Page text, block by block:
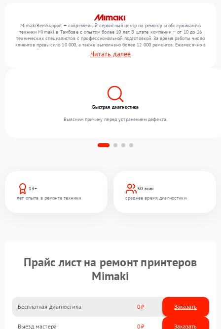
MimakiRemSupport — современный сервисный центр по ремонту и обслуживанию
техники Mimaki в Тамбове с опытом более 10 лет. В штате компании — от 10 до 16
технических специалистов с профессиональной подготовкой. За время работы число
клиентов превысило 10 000, а также выполнено более 12 000 ремонтов. Ежемесячно в
сервисный центр поступает более 300 обращений, включая , , . Мы устраняем поломки
любой сложности и обеспечиваем надежный результат благодаря использованию
Читать далее
13+
лет опыта в ремонте техники
30 мин
среднее время диагностики
Быстрая диагностика
Выясним причину перед устранением дефекта.
Прайс лист на ремонт принтеров
Mimaki
Бесплатная диагностика 0 Заказать
Выезд мастера 0 Заказать